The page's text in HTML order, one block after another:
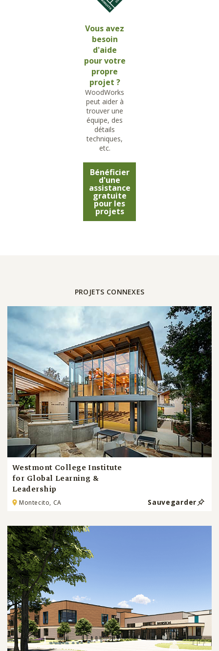
Vous avez
besoin
d'aide
pour votre
propre
projet ?
WoodWorks
peut aider à
trouver une
équipe, des
détails
techniques,
etc.
Bénéficier
d'une
assistance
gratuite
pour les
projets
PROJETS CONNEXES
Westmont College Institute
for Global Learning &
Leadership
Montecito, CA Sauvegarder